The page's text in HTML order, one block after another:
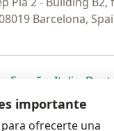
Barcelona,
en una nueva pestaña
se abre en una
España se abre en
Italia se
abre en una nueva
se abre en una
Chile se abre
Brasil se
se
importante
ofrecerte una